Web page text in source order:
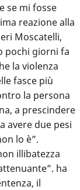
se mi fosse
reazione alla
Moscatelli,
pochi giorni fa
la violenza
fasce più
la persona
a prescindere
avere due pesi
lo è”.
illibatezza
ha
il